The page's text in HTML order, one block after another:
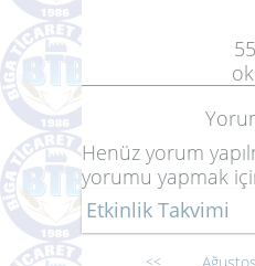
Henüz yorum
yorumu yapmak
Etkinlik Takvimi
<<